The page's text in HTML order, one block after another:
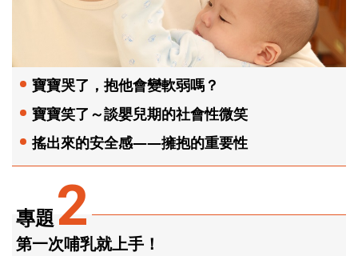
專題2
第一次哺乳就上手！
寶寶哭了，抱他會變軟弱嗎？
寶寶笑了～談嬰兒期的社會性微笑
搖出來的安全感——擁抱的重要性